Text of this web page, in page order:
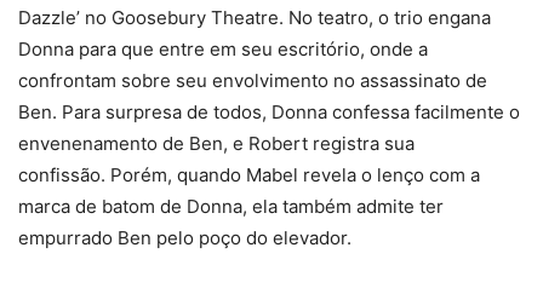
Dazzle’ no Goosebury Theatre. No teatro, o trio engana
Donna para que entre em seu escritório, onde a
confrontam sobre seu envolvimento no assassinato de
Ben. Para surpresa de todos, Donna confessa facilmente o
envenenamento de Ben, e Robert registra sua
confissão. Porém, quando Mabel revela o lenço com a
marca de batom de Donna, ela também admite ter
empurrado Ben pelo poço do elevador.